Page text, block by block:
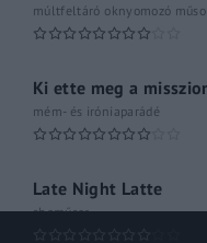
múltfeltáró oknyomozó
Ki ette meg a
mém- és iróniaparádé
Late Night Latte
shoműsor